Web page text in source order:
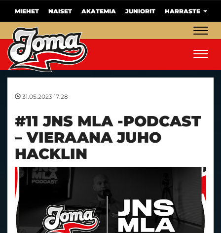
MIEHET NAISET AKATEMIA JUNIORIT HARRASTE
31.05.2023 17:28
#11 JNS MLA -PODCAST
– VIERAANA JUHO
HACKLIN